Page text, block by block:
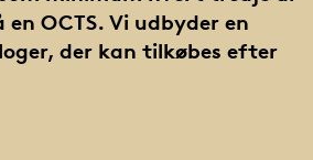
OCTS. Vi udbyder en
der kan tilkøbes efter